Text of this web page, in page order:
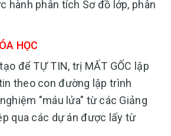
hành phân tích Sơ đồ lớp, phân
HỌC
để TỰ TIN, trị MẤT GỐC lập
theo con đường lập trình
"máu lửa" từ các Giảng
qua các dự án được lấy từ